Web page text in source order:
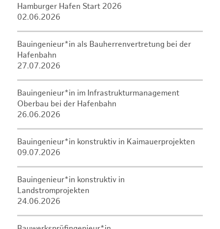
Hamburger Hafen Start 2026
02.06.2026
Bauingenieur*in als Bauherrenvertretung bei der
Hafenbahn
27.07.2026
Bauingenieur*in im Infrastrukturmanagement
Oberbau bei der Hafenbahn
26.06.2026
Bauingenieur*in konstruktiv in Kaimauerprojekten
09.07.2026
Bauingenieur*in konstruktiv in
Landstromprojekten
24.06.2026